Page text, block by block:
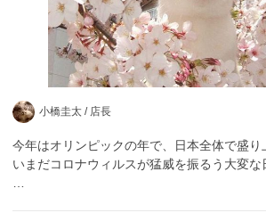
小橋圭太 / 店長
今年はオリンピックの年で、日本全体で盛り
いまだコロナウィルスが猛威を振るう大変な